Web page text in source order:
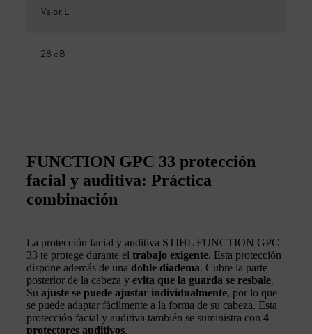
Valor L
28 dB
FUNCTION GPC 33 protección
facial y auditiva: Práctica
combinación
La protección facial y auditiva STIHL FUNCTION GPC
33 te protege durante el trabajo exigente. Esta protección
dispone además de una doble diadema. Cubre la parte
posterior de la cabeza y evita que la guarda se resbale.
Su ajuste se puede ajustar individualmente, por lo que
se puede adaptar fácilmente a la forma de su cabeza. Esta
protección facial y auditiva también se suministra con 4
protectores auditivos.